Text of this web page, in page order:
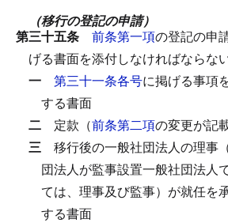
（移行の登記の申請）
第三十五条 前条第一項の登記の申
げる書面を添付しなければならない
一 第三十一条各号に掲げる事項
する書面
二 定款（前条第二項の変更が記
三 移行後の一般社団法人の理事
団法人が監事設置一般社団法人
ては、理事及び監事）が就任を
する書面